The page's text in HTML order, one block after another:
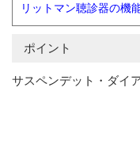
リットマン聴診器の
ポイント
サスペンデット・ダイ